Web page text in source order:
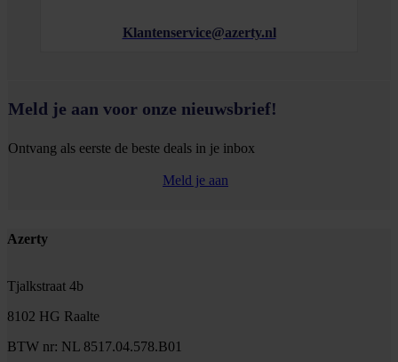
Klantenservice@azerty.nl
Meld je aan voor onze nieuwsbrief!
Ontvang als eerste de beste deals in je inbox
Meld je aan
Footer
Azerty
Tjalkstraat 4b
8102 HG Raalte
BTW nr: NL 8517.04.578.B01